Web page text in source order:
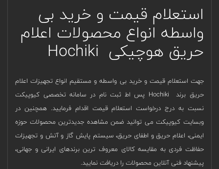
استعلام قیمت و خرید بی
واسطه انواع محصولات اعلام
حریق هوچیکی Hochiki
جهت استعلام قیمت و خرید بی واسطه و مستقیم انواع تجهیزات اعلام
حریق برند Hochiki پس اط ثبت نام در سامانه تخصصی کیوپیکت
نسبت به درج درخواست استعلام قیمت اقدام فرمایید. همچنین در
وبسایت کیوپیکت می توانید ضمن مشاهده جدیدترین محصولات حوزه
ایمنی، اعلام حریق و اطفای حریق، سیستم پایش گاز و آتش و تجهیزات
حفاظت فردی به مقایسه کالای معروف ترین برندهای ایرانی و جهانی،
پیشنهاد فنی آنلاین محصولات را دریافت نمایید.